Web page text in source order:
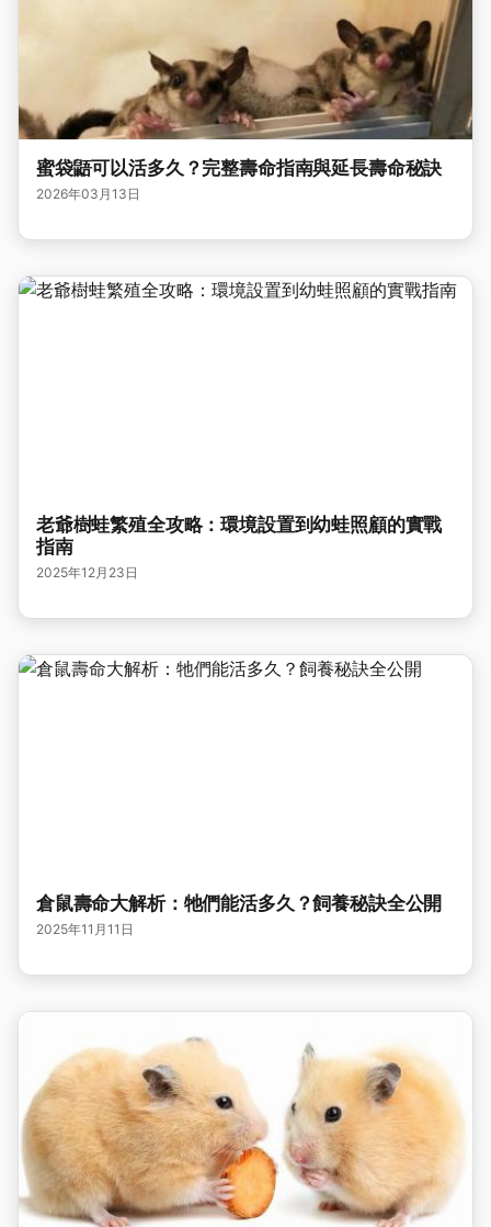
蜜袋鼯可以活多久？完整壽命指南與延長壽命秘訣
2026年03月13日
老爺樹蛙繁殖全攻略：環境設置到幼蛙照顧的實戰
指南
2025年12月23日
倉鼠壽命大解析：牠們能活多久？飼養秘訣全公開
2025年11月11日